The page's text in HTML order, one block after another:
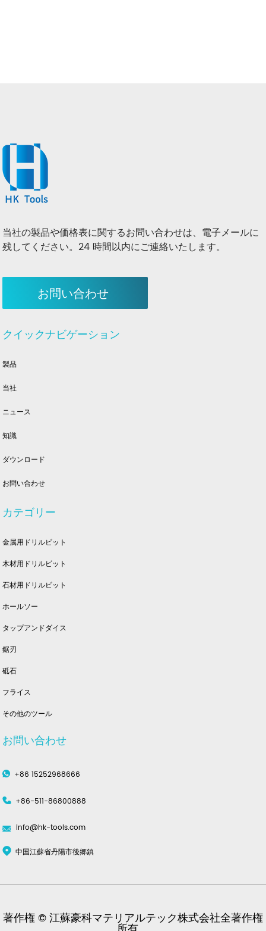
当社の製品や価格表に関するお問い合わせは、電子メールに
残してください。24 時間以内にご連絡いたします。
お問い合わせ
クイックナビゲーション
製品
当社
ニュース
知識
ダウンロード
お問い合わせ
カテゴリー
金属用ドリルビット
木材用ドリルビット
石材用ドリルビット
ホールソー
タップアンドダイス
鋸刃
砥石
フライス
その他のツール
お問い合わせ
+86 15252968666
+86-511-86800888
info@hk-tools.com
中国江蘇省丹陽市後郷鎮
著作権 © 江蘇豪科マテリアルテック株式会社全著作権